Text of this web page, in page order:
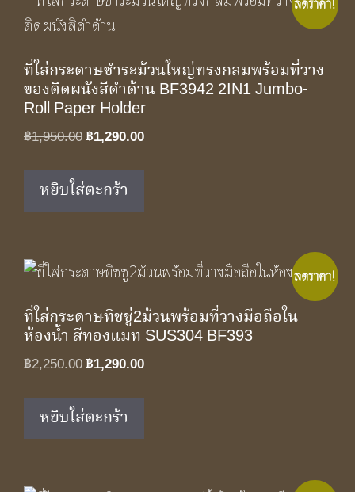
ลดราคา!
ที่ใส่กระดาษชำระม้วนใหญ่ทรงกลมพร้อมที่วาง
ของติดผนังสีดำด้าน BF3942 2IN1 Jumbo-
Roll Paper Holder
฿1,950.00Original
฿1,950.00.
฿1,290.00Current
หยิบใส่ตะกร้า
ลดราคา!
ที่ใส่กระดาษทิชชู่2ม้วนพร้อมที่วางมือถือใน
ห้องน้ำ สีทองแมท SUS304 BF393
฿2,250.00Original
฿2,250.00.
฿1,290.00Current
หยิบใส่ตะกร้า